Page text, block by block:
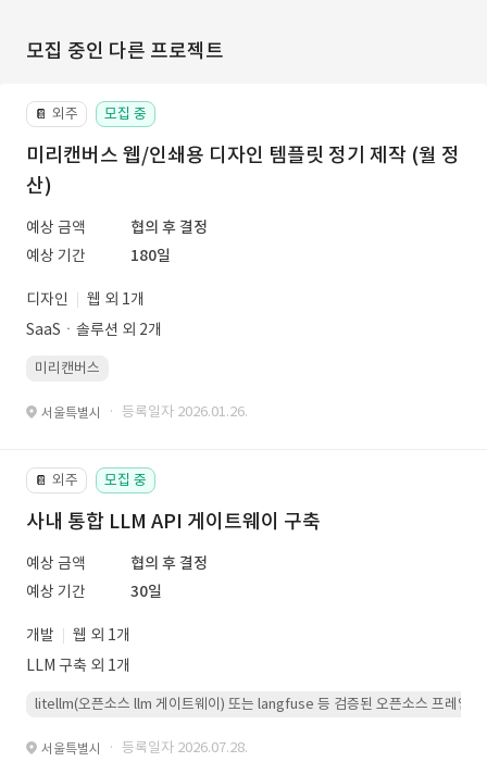
모집 중인 다른 프로젝트
📔 외주 모집 중
미리캔버스 웹/인쇄용 디자인 템플릿 정기 제작 (월 정
산)
예상 금액
협의 후 결정
예상 기간
180일
디자인
웹 외 1개
SaaSㆍ솔루션 외 2개
미리캔버스
서울특별시 · 등록일자 2026.01.26.
📔 외주 모집 중
사내 통합 LLM API 게이트웨이 구축
예상 금액
협의 후 결정
예상 기간
30일
개발
웹 외 1개
LLM 구축 외 1개
litellm(오픈소스 llm 게이트웨이) 또는 langfuse 등 검증된 오픈소스 프레임워
서울특별시 · 등록일자 2026.07.28.